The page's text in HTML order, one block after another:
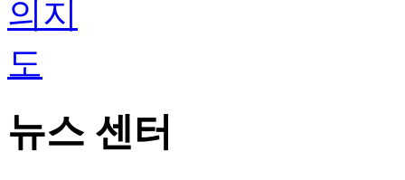
뉴스 센터